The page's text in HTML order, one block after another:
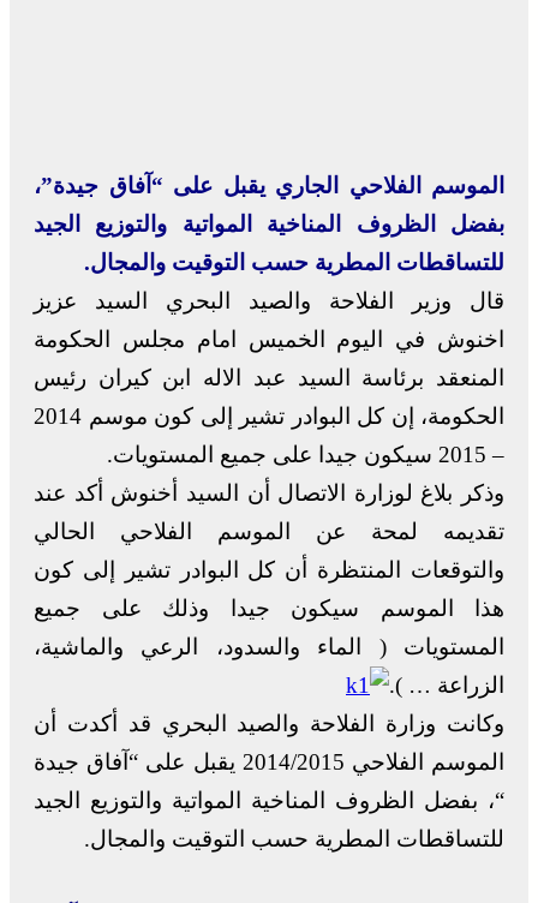
الموسم الفلاحي الجاري يقبل على “آفاق جيدة”،
بفضل الظروف المناخية المواتية والتوزيع الجيد
للتساقطات المطرية حسب التوقيت والمجال.
قال وزير الفلاحة والصيد البحري السيد عزيز
اخنوش في اليوم الخميس امام مجلس الحكومة
المنعقد برئاسة السيد عبد الاله ابن كيران رئيس
الحكومة، إن كل البوادر تشير إلى كون موسم 2014
– 2015 سيكون جيدا على جميع المستويات.
وذكر بلاغ لوزارة الاتصال أن السيد أخنوش أكد عند
تقديمه لمحة عن الموسم الفلاحي الحالي
والتوقعات المنتظرة أن كل البوادر تشير إلى كون
هذا الموسم سيكون جيدا وذلك على جميع
المستويات ( الماء والسدود، الرعي والماشية،
الزراعة … ).
وكانت وزارة الفلاحة والصيد البحري قد أكدت أن
الموسم الفلاحي 2014/2015 يقبل على “آفاق جيدة
“، بفضل الظروف المناخية المواتية والتوزيع الجيد
للتساقطات المطرية حسب التوقيت والمجال.